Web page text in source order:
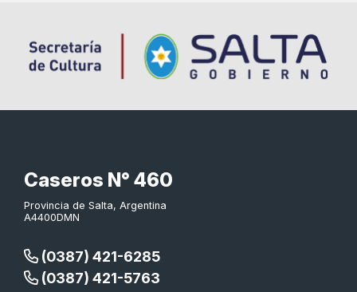
Caseros N° 460
Provincia de Salta, Argentina
A4400DMN
(0387) 421-6285
(0387) 421-5763